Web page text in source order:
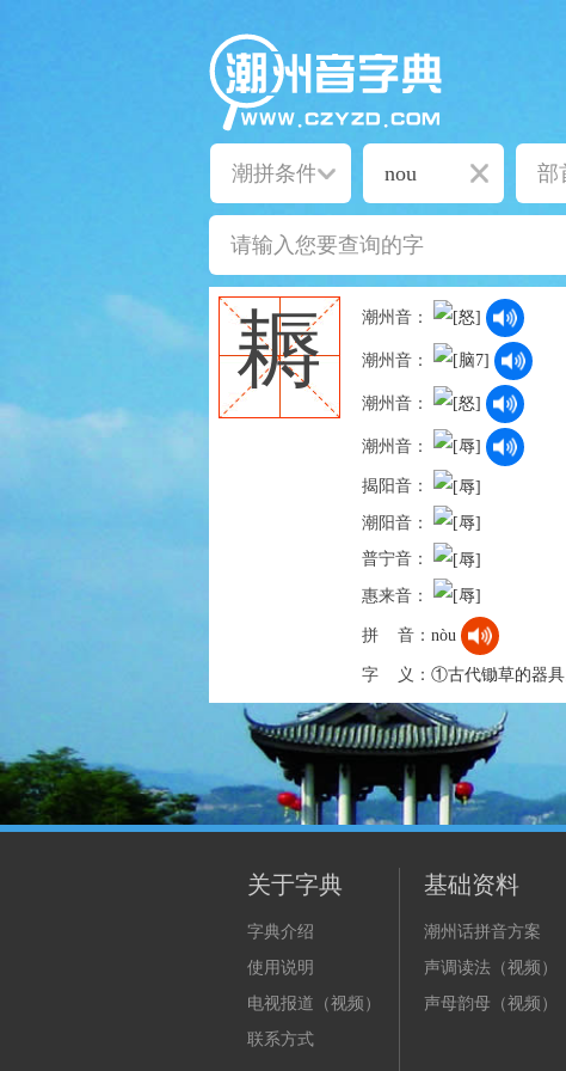
耨 潮州音：
潮州音：
潮州音：
潮州音：
揭阳音：
潮阳音：
普宁音：
惠来音：
拼 音： nòu
字 义： ①古代锄草的器具
关于字典
字典介绍
使用说明
电视报道（视频）
联系方式
基础资料
潮州话拼音方案
声调读法（视频）
声母韵母（视频）